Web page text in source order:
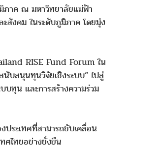
ภาค ณ มหาวิทยาลัยแม่ฟ้า
ะสังคม ในระดับภูมิภาค โดยมุ่ง
RISE Fund Forum ใน
บสนุนทุนวิจัยเชิงระบบ” ไปสู่
บทุน และการสร้างความร่วม
ระเทศที่สามารถขับเคลื่อน
ศไทยอย่างยั่งยืน